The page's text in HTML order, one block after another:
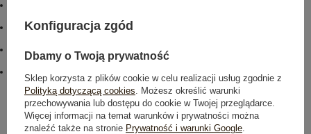
#materiał dominujący:
#skład materiału :
100% wiskoza
emblemat_FP:
txt_VISCOSE COMFORT#546070#FFFFFF,dół,lewo,col
Rozmiar: S
Centrum Logistyczne Nadarzyn
Konfiguracja zgód
Dbamy o Twoją prywatność
Sklep korzysta z plików cookie w celu realizacji usług zgodnie z
Polityką dotyczącą cookies . Możesz określić warunki
przechowywania lub dostępu do cookie w Twojej przeglądarce.
Więcej informacji na temat warunków i prywatności można
znaleźć także na stronie Prywatność i warunki Google